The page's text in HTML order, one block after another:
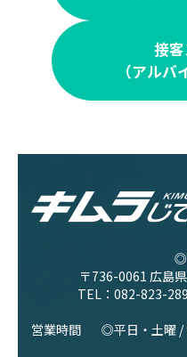
接
（アルバ
◎
〒736-0061 広島
TEL： 082-823-
営業時間
◎平日・土曜 /